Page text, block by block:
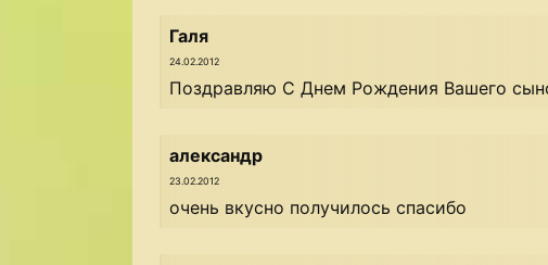
Галя
24.02.2012
Поздравляю С Днем Рождения Вашего
александр
23.02.2012
очень вкусно получилось спасибо